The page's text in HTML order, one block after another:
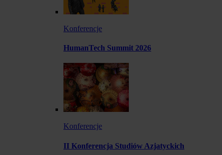
Konferencje
HumanTech Summit 2026
Konferencje
II Konferencja Studiów Azjatyckich